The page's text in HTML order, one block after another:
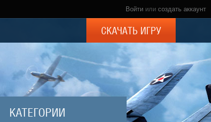
Войти или создать аккаунт
СКАЧАТЬ ИГРУ
КАТЕГОРИИ